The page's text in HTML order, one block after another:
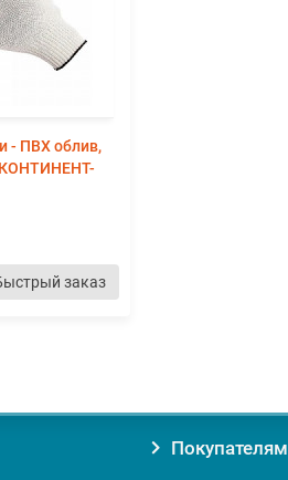
- ПВХ облив,
заказ
Покупателям